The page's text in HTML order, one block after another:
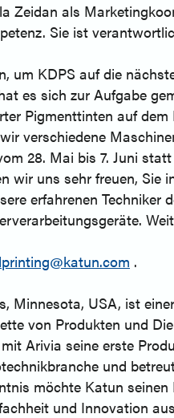
Zeidan als
Sie ist
um KDPS auf die
es sich zur Aufgabe
Pigmenttinten auf
verschiedene
28. Mai bis 7. Juni
wir uns sehr freuen, Sie
erfahrenen
.
USA, ist
von Produkten und
Arivia seine erste
und
möchte Katun
und Innovation